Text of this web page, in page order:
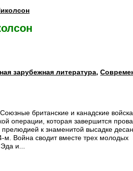
зарубежная литература,
британские и канадские войска
операции, которая завершится
прелюдией к знаменитой высадке
м. Война сводит вместе трех молодых
и...